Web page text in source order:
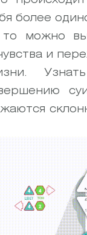
более
то можно
и